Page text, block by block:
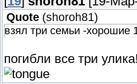
Quote (shoroh81)
взял три семьи -хорошие
погибли все три